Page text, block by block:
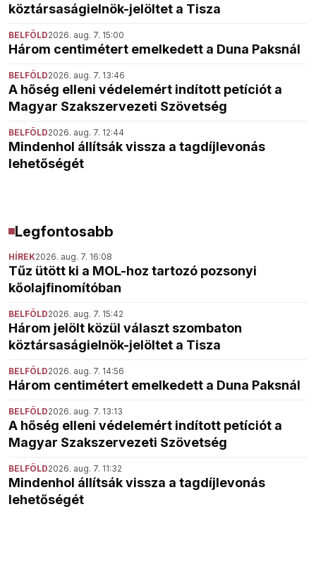
köztársaságielnök-jelöltet a Tisza
BELFÖLD2026. aug. 7. 15:00
Három centimétert emelkedett a Duna Paksnál
BELFÖLD2026. aug. 7. 13:46
A hőség elleni védelemért indított petíciót a
Magyar Szakszervezeti Szövetség
BELFÖLD2026. aug. 7. 12:44
Mindenhol állítsák vissza a tagdíjlevonás
lehetőségét
Legfontosabb
HÍREK2026. aug. 7. 16:08
Tűz ütött ki a MOL-hoz tartozó pozsonyi
kőolajfinomítóban
BELFÖLD2026. aug. 7. 15:42
Három jelölt közül választ szombaton
köztársaságielnök-jelöltet a Tisza
BELFÖLD2026. aug. 7. 14:56
Három centimétert emelkedett a Duna Paksnál
BELFÖLD2026. aug. 7. 13:13
A hőség elleni védelemért indított petíciót a
Magyar Szakszervezeti Szövetség
BELFÖLD2026. aug. 7. 11:32
Mindenhol állítsák vissza a tagdíjlevonás
lehetőségét